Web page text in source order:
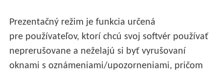
Prezentačný režim je funkcia určená
pre používateľov, ktorí chcú svoj softvér používať
neprerušovane a neželajú si byť vyrušovaní
oknami s oznámeniami/upozorneniami, pričom